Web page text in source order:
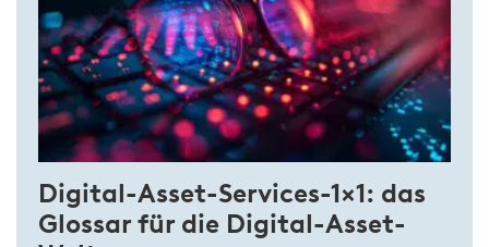
Digital-Asset-Services-1×1: das
Glossar für die Digital-Asset-